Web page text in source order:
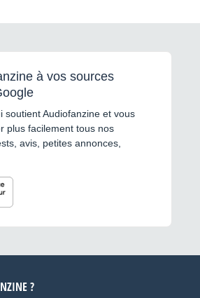
à vos sources
soutient Audiofanzine et vous
plus facilement tous nos
avis, petites annonces,
?